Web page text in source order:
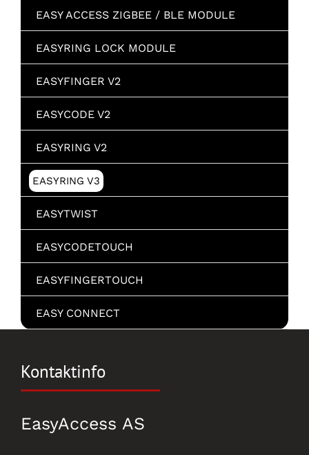
EASY ACCESS ZIGBEE / BLE MODULE
EASYRING LOCK MODULE
EASYFINGER V2
EASYCODE V2
EASYRING V2
EASYRING V3
EASYTWIST
EASYCODETOUCH
EASYFINGERTOUCH
EASY CONNECT
Kontaktinfo
EasyAccess AS